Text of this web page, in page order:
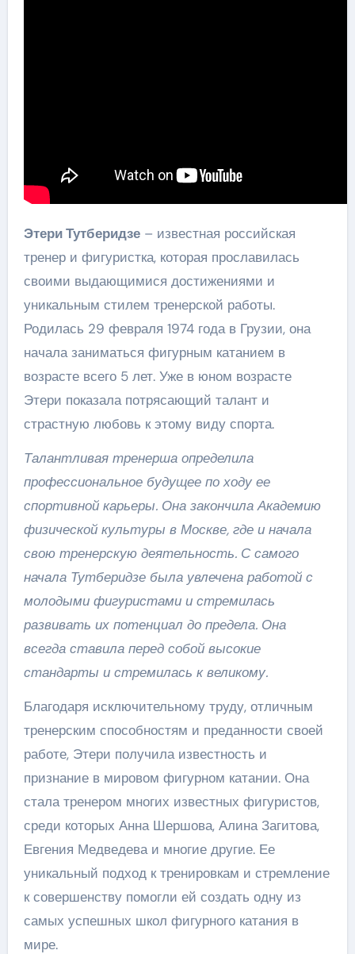
Этери Тутберидзе– известная российская
тренер и фигуристка, которая прославилась
своими выдающимися достижениями и
уникальным стилем тренерской работы.
Родилась 29 февраля 1974 года в Грузии, она
начала заниматься фигурным катанием в
возрасте всего 5 лет. Уже в юном возрасте
Этери показала потрясающий талант и
страстную любовь к этому виду спорта.
Талантливая тренерша определила
профессиональное будущее по ходу ее
спортивной карьеры. Она закончила Академию
физической культуры в Москве, где и начала
свою тренерскую деятельность. С самого
начала Тутберидзе была увлечена работой с
молодыми фигуристами и стремилась
развивать их потенциал до предела. Она
всегда ставила перед собой высокие
стандарты и стремилась к великому.
Благодаря исключительному труду, отличным
тренерским способностям и преданности своей
работе, Этери получила известность и
признание в мировом фигурном катании. Она
стала тренером многих известных фигуристов,
среди которых Анна Шершова, Алина Загитова,
Евгения Медведева и многие другие. Ее
уникальный подход к тренировкам и стремление
к совершенству помогли ей создать одну из
самых успешных школ фигурного катания в
мире.